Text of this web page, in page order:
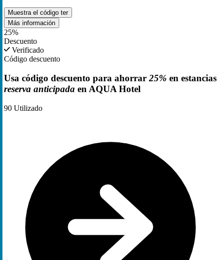
Muestra el código ter
Más información
25%
Descuento
Verificado
Código descuento
Usa código descuento para ahorrar 25% en estancias
reserva anticipada en AQUA Hotel
90 Utilizado